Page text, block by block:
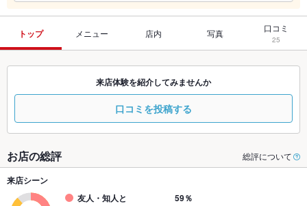
トップ メニュー 店内 写真 口コミ
25
来店体験を紹介してみませんか
口コミを投稿する
お店の総評 総評について
来店シーン
友人・知人と
59％